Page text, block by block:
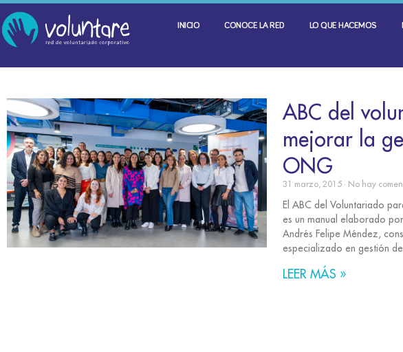
INICIO CONOCE LA RED LO QUE HACEMOS
ABC del
mejorar la
ONG
31 marzo, 2015 No hay
El ABC del Voluntariado
es un manual elaborado
Andrés Felipe Méndez,
especializado en gestión de
LEER MÁS »